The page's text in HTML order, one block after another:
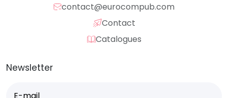
contact@eurocompub.com
Contact
Catalogues
Newsletter